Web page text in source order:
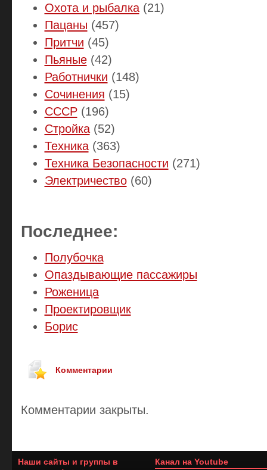
Охота и рыбалка(21)
Пацаны (457)
Притчи (45)
Пьяные(42)
Работнички (148)
Сочинения (15)
СССР(196)
Стройка(52)
Техника(363)
Техника Безопасности (271)
Электричество(60)
Последнее:
Полубочка
Опаздывающие пассажиры
Роженица
Проектировщик
Борис
Комментарии
Комментарии закрыты.
Наши сайты и группы в
Канал на Youtube